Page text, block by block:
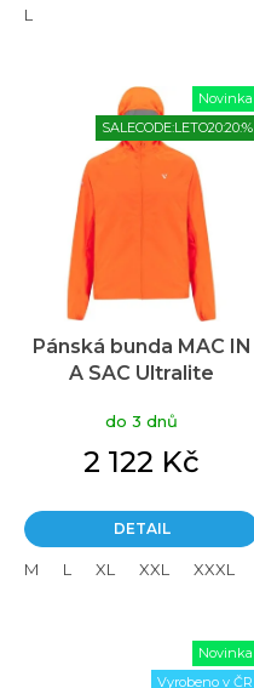
L
Novinka
SALECODE:LETO20:20:%
Pánská bunda MAC IN
A SAC Ultralite
do 3 dnů
2 122 Kč
DETAIL
M L XL XXL XXXL
Novinka
Vyrobeno v ČR